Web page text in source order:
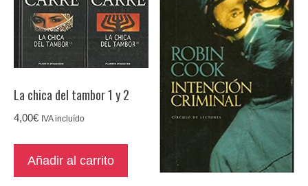
La chica del tambor 1 y 2
4,00€ IVA incluído
Añadir al carrito